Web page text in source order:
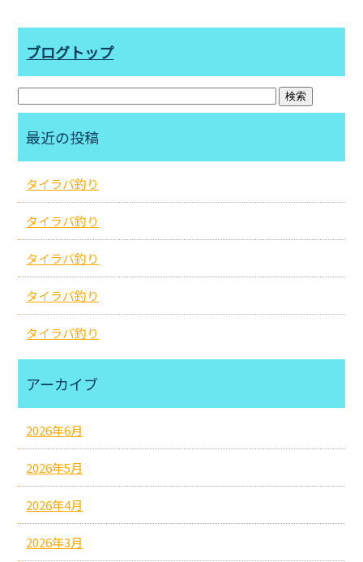
ブログトップ
最近の投稿
タイラバ釣り
タイラバ釣り
タイラバ釣り
タイラバ釣り
タイラバ釣り
アーカイブ
2026年6月
2026年5月
2026年4月
2026年3月